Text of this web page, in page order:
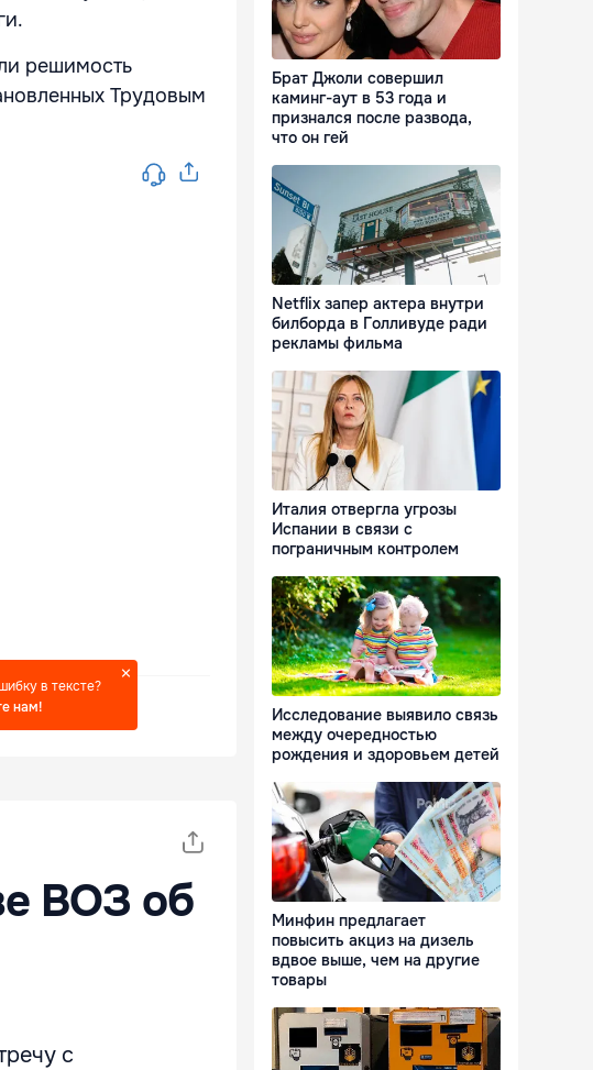
решимость
Трудовым
в тексте?
нам!
ВОЗ об
с
Брат Джоли совершил
каминг-аут в 53 года и
признался после развода,
что он гей
Netflix запер актера внутри
билборда в Голливуде ради
рекламы фильма
Италия отвергла угрозы
Испании в связи с
пограничным контролем
Исследование выявило связь
между очередностью
рождения и здоровьем детей
Минфин предлагает
повысить акциз на дизель
вдвое выше, чем на другие
товары